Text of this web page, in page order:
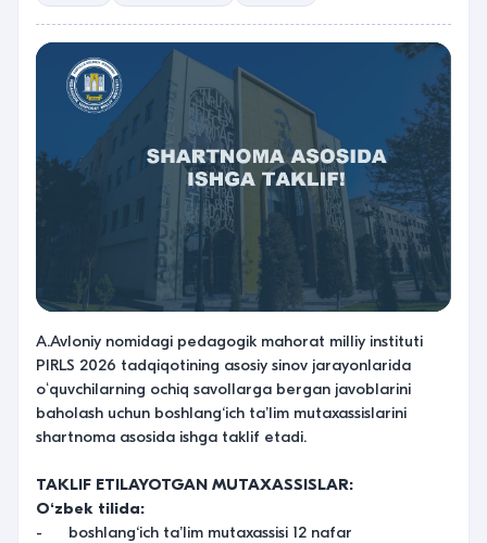
A.Avloniy nomidagi pedagogik mahorat milliy instituti
PIRLS 2026 tadqiqotining asosiy sinov jarayonlarida
oʻquvchilarning ochiq savollarga bergan javoblarini
baholash uchun boshlang‘ich ta’lim mutaxassislarini
shartnoma asosida ishga taklif etadi.
TAKLIF ETILAYOTGAN MUTAXASSISLAR:
Oʻzbek tilida:
- boshlang‘ich ta’lim mutaxassisi 12 nafar